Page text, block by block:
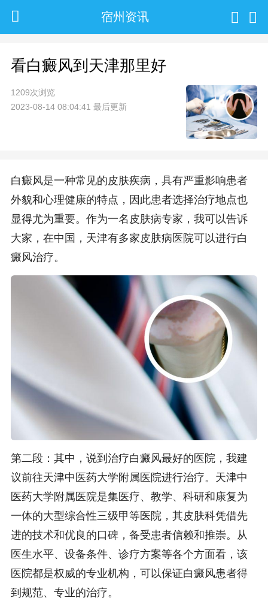
宿州资讯
看白癜风到天津那里好
1209次浏览
2023-08-14 08:04:41 最后更新
白癜风是一种常见的皮肤疾病，具有严重影响患者
外貌和心理健康的特点，因此患者选择治疗地点也
显得尤为重要。作为一名皮肤病专家，我可以告诉
大家，在中国，天津有多家皮肤病医院可以进行白
癜风治疗。
第二段：其中，说到治疗白癜风最好的医院，我建
议前往天津中医药大学附属医院进行治疗。天津中
医药大学附属医院是集医疗、教学、科研和康复为
一体的大型综合性三级甲等医院，其皮肤科凭借先
进的技术和优良的口碑，备受患者信赖和推崇。从
医生水平、设备条件、诊疗方案等各个方面看，该
医院都是权威的专业机构，可以保证白癜风患者得
到规范、专业的治疗。